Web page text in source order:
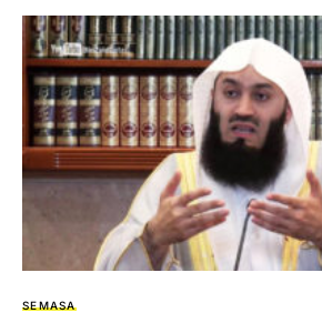
SEMASA